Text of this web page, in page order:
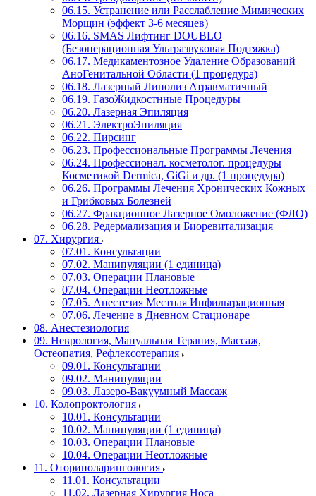
06.15. Устранение или Расслабление Мимических
Морщин (эффект 3-6 месяцев)
06.16. SMAS Лифтинг DOUBLO
(Безоперационная Ультразвуковая Подтяжка)
06.17. Медикаментозное Удаление Образований
АноГенитальной Области (1 процедура)
06.18. Лазерный Липолиз Атравматичный
06.19. ГазоЖидкостнные Процедуры
06.20. Лазерная Эпиляция
06.21. ЭлектроЭпиляция
06.22. Пирсинг
06.23. Профессиональные Программы Лечения
06.24. Профессионал. косметолог. процедуры
Косметикой Dermica, GiGi и др. (1 процедура)
06.26. Программы Лечения Хронических Кожных
и Грибковых Болезней
06.27. Фракционное Лазерное Омоложение (ФЛО)
06.28. Редермализация и Биоревитализация
07. Хирургия
07.01. Консультации
07.02. Манипуляции (1 единица)
07.03. Операции Плановые
07.04. Операции Неотложные
07.05. Анестезия Местная Инфильтрационная
07.06. Лечение в Дневном Стационаре
08. Анестезиология
09. Неврология, Мануальная Терапия, Массаж,
Остеопатия, Рефлексотерапия
09.01. Консультации
09.02. Манипуляции
09.03. Лазеро-Вакуумный Массаж
10. Колопроктология
10.01. Консультации
10.02. Манипуляции (1 единица)
10.03. Операции Плановые
10.04. Операции Неотложные
11. Оториноларингология
11.01. Консультации
11.02. Лазерная Хирургия Носа